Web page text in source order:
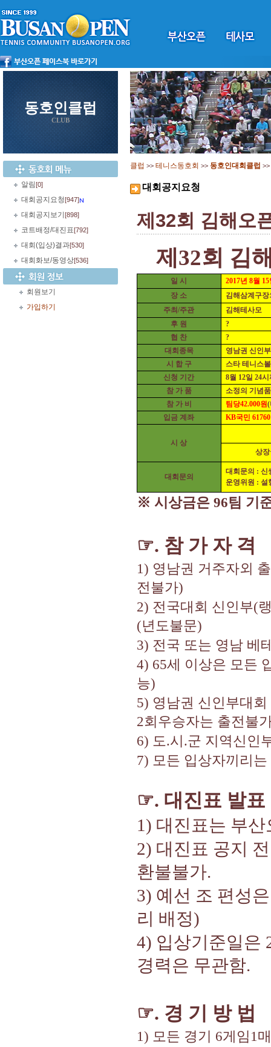
동호인클럽
CLUB
알림[0]
대회공지요청[947]
대회공지보기 [898]
코트배정/대진표[792]
대회(입상)결과[530]
대회화보/동영상[536]
회원보기
가입하기
클럽 >> 테니스동호회 >> 동호인대회클럽 >>
대회공지요청
제32회 김해오
제 32회 김
일 시 2017년 8월 15
장 소
김해삼계구
주최/주관
김해테사모
후 원
?
협 찬
?
대회종목
영남권 신인부
시 합 구
스타 테니스볼
신청 기간
8월 12일 24시
참 가 품
소정의 기념
참 가 비
팀당42.000원(
입금 계좌
KB국민
시 상
상장
대회문의
대회문의 : 신
운영위원 : 설
※ 시상금은 96팀 기
☞. 참 가 자 격
1) 영남권 거주자외
전불가)
2) 전국대회 신인부(
(년도불문)
3) 전국 또는 영남 베
4) 65세 이상은 모든
능)
5) 영남권 신인부대회
2회우승자는 출전불
6) 도.시.군 지역신인
7) 모든 입상자끼리
☞. 대진표 발표
1) 대진표는 부
2) 대진표 공지
환불불가.
3) 예선 조 편성
리 배정)
4) 입상기준일은
경력은 무관함.
☞. 경 기 방 법
1) 모든 경기 6게임1